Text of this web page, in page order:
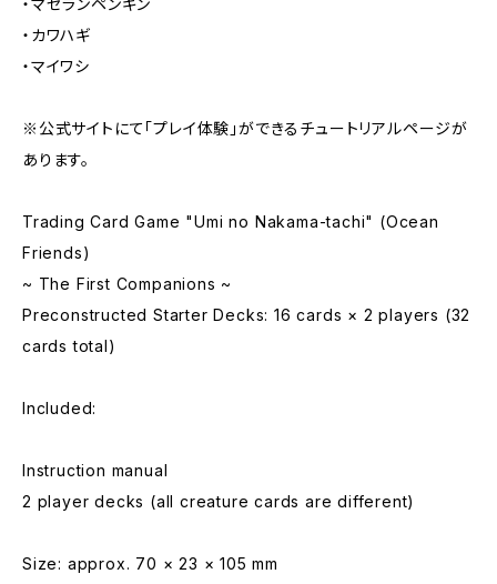
・マゼランペンギン
・カワハギ
・マイワシ
※公式サイトにて「プレイ体験」ができるチュートリアルページが
あります。
Trading Card Game "Umi no Nakama-tachi" (Ocean
Friends)
~ The First Companions ~
Preconstructed Starter Decks: 16 cards × 2 players (32
cards total)
Included:
Instruction manual
2 player decks (all creature cards are different)
Size: approx. 70 × 23 × 105 mm